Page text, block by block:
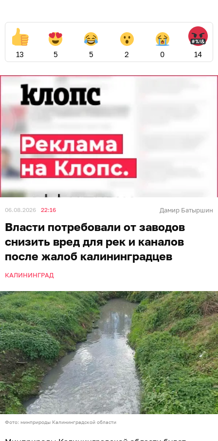
13 5 5 2 0 14
06.08.2026 22:16 Дамир Батыршин
Власти потребовали от заводов
снизить вред для рек и каналов
после жалоб калининградцев
КАЛИНИНГРАД
Фото: минприроды Калининградской области